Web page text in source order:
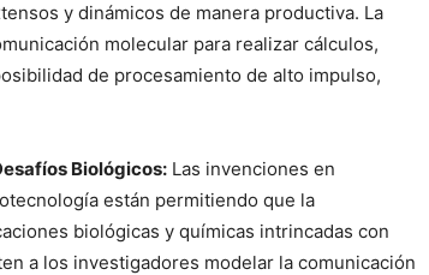
y dinámicos de manera productiva. La
molecular para realizar cálculos,
de procesamiento de alto impulso,
Biológicos: Las invenciones en
están permitiendo que la
biológicas y químicas intrincadas con
a los investigadores modelar la comunicación